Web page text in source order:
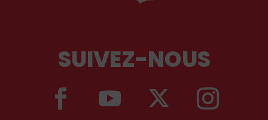
SUIVEZ-NOUS